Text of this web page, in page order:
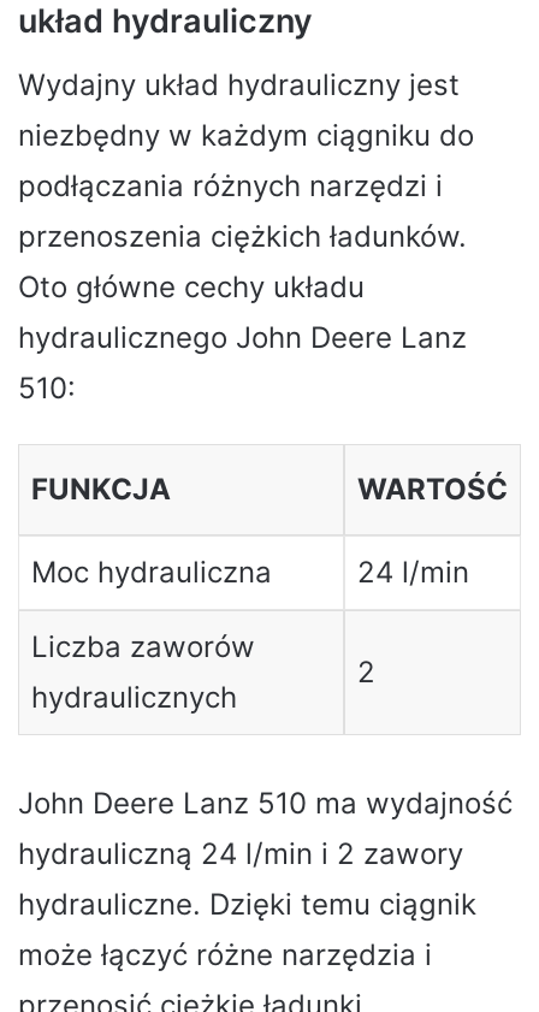
układ hydrauliczny
Wydajny układ hydrauliczny jest
niezbędny w każdym ciągniku do
podłączania różnych narzędzi i
przenoszenia ciężkich ładunków.
Oto główne cechy układu
hydraulicznego John Deere Lanz
510:
FUNKCJA WARTOŚĆ
Moc hydrauliczna 24 l/min
Liczba zaworów
hydraulicznych
2
John Deere Lanz 510 ma wydajność
hydrauliczną 24 l/min i 2 zawory
hydrauliczne. Dzięki temu ciągnik
może łączyć różne narzędzia i
przenosić ciężkie ładunki.